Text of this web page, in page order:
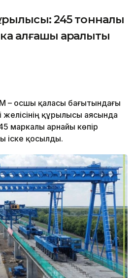
245 тонналық
алғашқы арқалықты
– Қосшы қаласы бағытындағы
желісінің құрылысы аясында
маркалы арнайы көпір
іске қосылды.